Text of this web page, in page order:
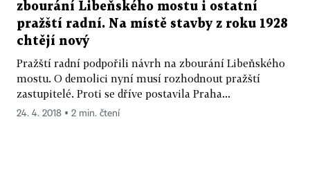
zbourání Libeňského mostu i ostatní
pražští radní. Na místě stavby z roku 1928
chtějí nový
Pražští radní podpořili návrh na zbourání Libeňského
mostu. O demolici nyní musí rozhodnout pražští
zastupitelé. Proti se dříve postavila Praha...
24. 4. 2018 ▪ 2 min. čtení